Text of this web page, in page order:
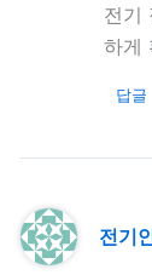
전기
하게
답글
전기